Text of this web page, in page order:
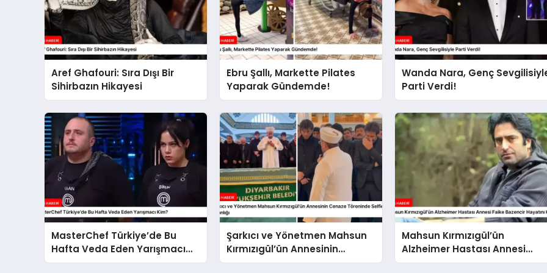
Aref Ghafouri: Sıra Dışı Bir
Sihirbazın Hikayesi
Ebru Şallı, Markette Pilates
Yaparak Gündemde!
Wanda Nara, Genç
Parti Verdi!
MasterChef Türkiye’de Bu
Hafta Veda Eden Yarışmacı
Kim?
Şarkıcı ve Yönetmen Mahsun
Kırmızıgül’ün Annesinin
Cenaze Töreninde Selfie
Mahsun Kırmızıgül’ün
Alzheimer Hastası Annesi
Faike Bazencir Hayatını